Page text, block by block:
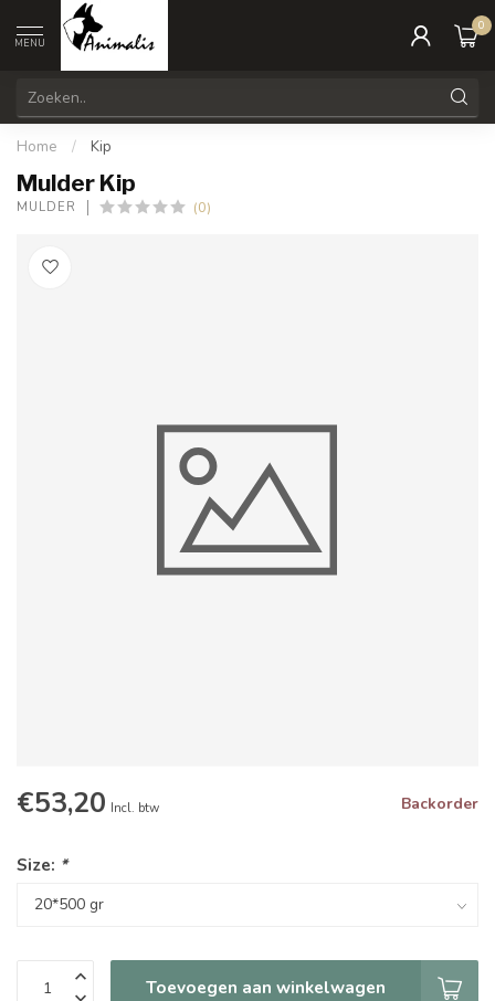
MENU
0
Home / Kip
Mulder Kip
MULDER (0)
€53,20 Incl. btw Backorder
Size: *
Toevoegen aan winkelwagen